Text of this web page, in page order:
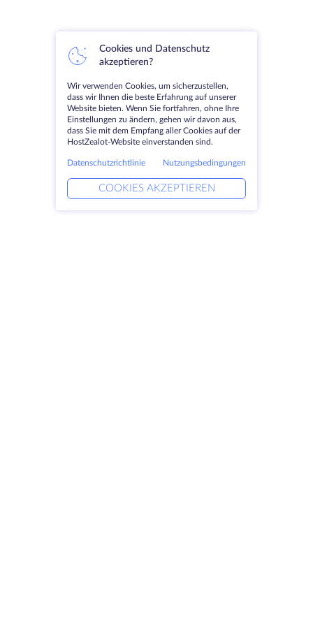
Cookies und Datenschutz
akzeptieren?
Wir verwenden Cookies, um sicherzustellen,
dass wir Ihnen die beste Erfahrung auf unserer
Website bieten. Wenn Sie fortfahren, ohne Ihre
Einstellungen zu ändern, gehen wir davon aus,
dass Sie mit dem Empfang aller Cookies auf der
HostZealot-Website einverstanden sind.
Datenschutzrichtlinie Nutzungsbedingungen
COOKIES AKZEPTIEREN